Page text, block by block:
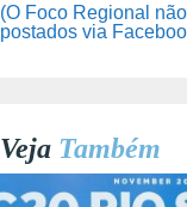
(O Foco Regional
postados via
Veja Também